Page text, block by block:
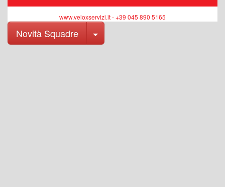
www.veloxservizi.it - +39 045 890 5165
Novità Squadre Toggle Dropdown